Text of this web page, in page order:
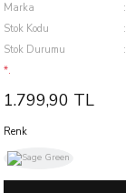
Marka
Stok Kodu
Stok Durumu
*.
1.799,90 TL
Renk